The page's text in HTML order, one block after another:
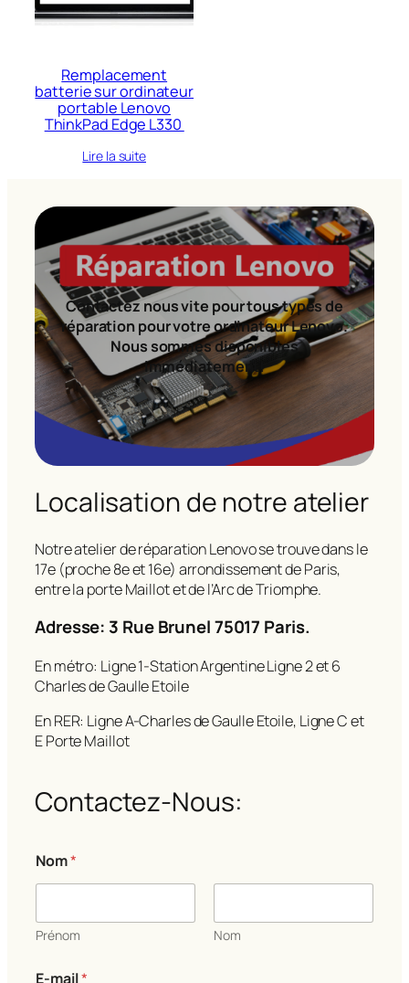
Remplacement
batterie sur ordinateur
portable Lenovo
ThinkPad Edge L330
Lire la suite
Contactez nous vite pour tous types de
réparation pour votre ordinateur Lenovo.
Nous sommes disponibles
immédiatement!
Localisation de notre atelier
Notre atelier de réparation Lenovo se trouve dans le
17e (proche 8e et 16e) arrondissement de Paris,
entre la porte Maillot et de l’Arc de Triomphe.
Adresse: 3 Rue Brunel 75017 Paris.
En métro: Ligne 1-Station Argentine Ligne 2 et 6
Charles de Gaulle Etoile
En RER: Ligne A-Charles de Gaulle Etoile, Ligne C et
E Porte Maillot
Contactez-Nous:
e
s
a
g
N
Nom*
Prénom Nom
E-mail*